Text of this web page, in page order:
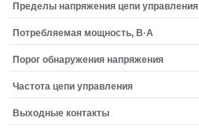
Пределы напряжения цепи управления
Потребляемая мощность, В·А
Порог обнаружения напряжения
Частота цепи управления
Выходные контакты